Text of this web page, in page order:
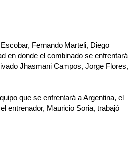
Fernando Marteli, Diego
en donde el combinado se enfrentará
Jhasmani Campos, Jorge Flores,
que se enfrentará a Argentina, el
entrenador, Mauricio Soria, trabajó